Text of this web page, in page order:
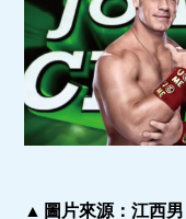
▲ 圖片來源：江西男